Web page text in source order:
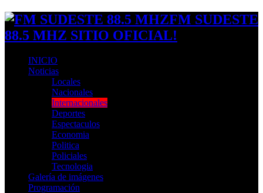
FM SUDESTE
88.5 MHZ SITIO OFICIAL!
INICIO
Noticias
Locales
Nacionales
Internacionales
Deportes
Espectaculos
Economia
Politica
Policiales
Tecnologia
Galería de imágenes
Programación